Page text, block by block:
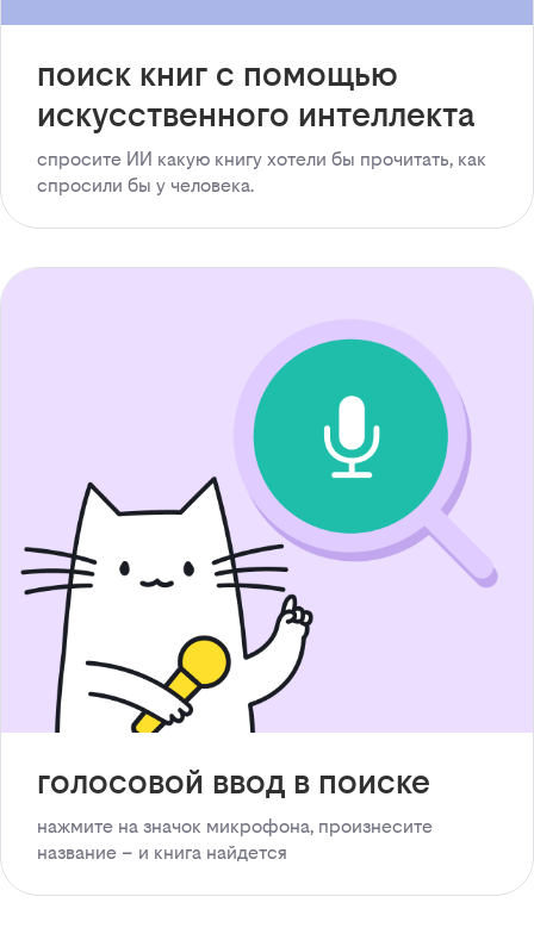
поиск книг с помощью
искусственного интеллекта
спросите ИИ какую книгу хотели бы прочитать, как
спросили бы у человека.
голосовой ввод в поиске
нажмите на значок микрофона, произнесите
название – и книга найдется